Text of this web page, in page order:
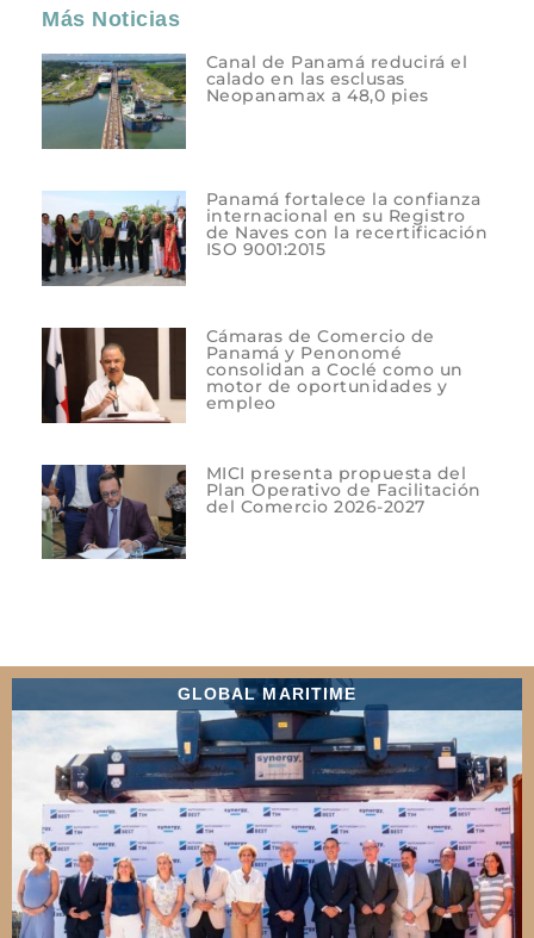
Más Noticias
Canal de Panamá reducirá el
calado en las esclusas
Neopanamax a 48,0 pies
Panamá fortalece la confianza
internacional en su Registro
de Naves con la recertificación
ISO 9001:2015
Cámaras de Comercio de
Panamá y Penonomé
consolidan a Coclé como un
motor de oportunidades y
empleo
MICI presenta propuesta del
Plan Operativo de Facilitación
del Comercio 2026-2027
GLOBAL MARITIME